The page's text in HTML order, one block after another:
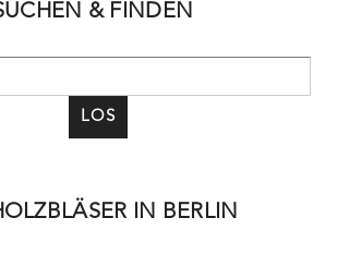
& FINDEN
LOS
IN BERLIN